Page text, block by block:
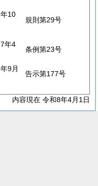
10
規則第29号
年4
条例第23号
9月
告示第177号
内容現在 令和8年4月1日